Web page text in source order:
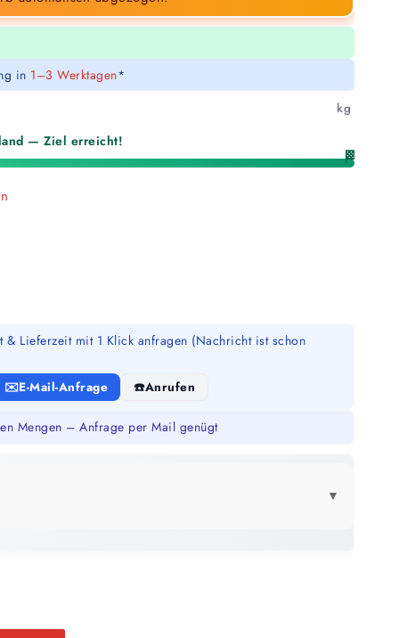
in 1–3 Werktagen*
kg
— Ziel erreicht!
🏁
Lieferzeit mit 1 Klick anfragen (Nachricht ist schon
E-Mail-Anfrage Anrufen
Mengen – Anfrage per Mail genügt
▼
1 Anstrich